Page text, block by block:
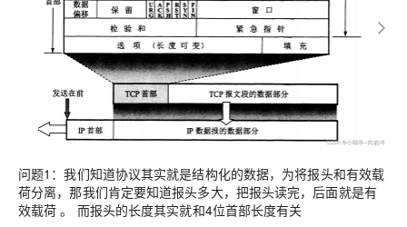
问题1：我们知道协议其实就是结构化的数据，为将报头和有效载
荷分离，那我们肯定要知道报头多大，把报头读完，后面就是有
效载荷 。 而报头的长度其实就和4位首部长度有关